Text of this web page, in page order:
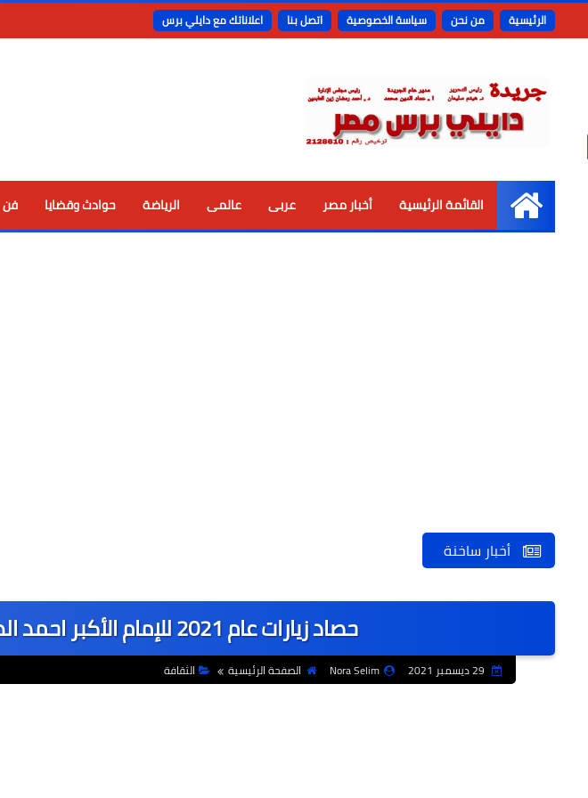
الرئيسية من نحن سياسة الخصوصية اتصل بنا اعلاناتك مع دايلي برس
الرئيسية
القائمة الرئيسية أخبار مصر عربى عالمى الرياضة حوادث وقضايا فن
أخبار ساخنة
حصاد زيارات عام 2021 للإمام الأكبر احمد الطيب
Nora Selim الصفحة الرئيسية الثقافة